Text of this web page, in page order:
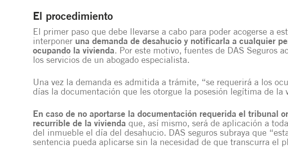
El procedimiento
El primer paso que debe llevarse a cabo para poder acogerse a
interponer una demanda de desahucio y notificarla a cualquier
ocupando la vivienda. Por este motivo, fuentes de DAS Seguros
los servicios de un abogado especialista.
Una vez la demanda es admitida a trámite, “se requerirá a los
días la documentación que les otorgue la posesión legítima de la
En caso de no aportarse la documentación requerida el tribunal
recurrible de la vivienda que, así mismo, será de aplicación a
del inmueble el día del desahucio. DAS seguros subraya que
sentencia pueda aplicarse sin la necesidad de que transcurra el